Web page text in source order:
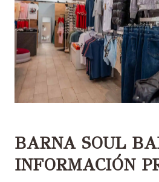
BARNA SOUL
INFORMACIÓN